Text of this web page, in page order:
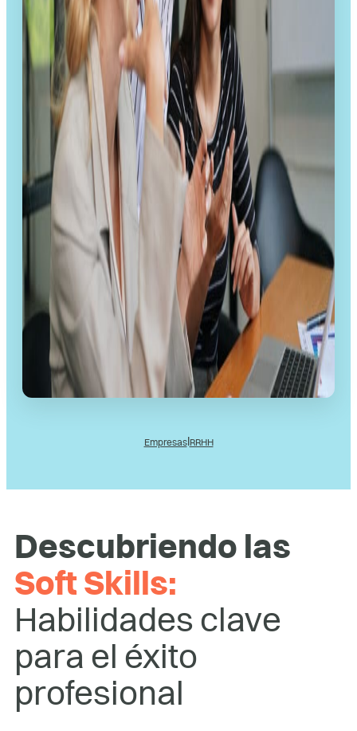
Empresasl RRHH
Descubriendo las
Soft Skills:
Habilidades clave
para el éxito
profesional